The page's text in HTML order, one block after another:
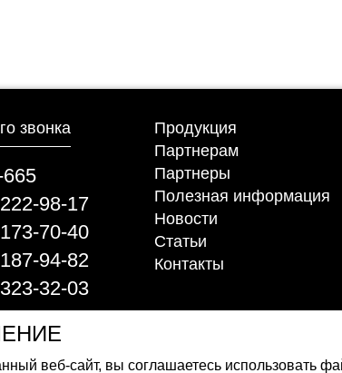
звонка
98-17
70-40
94-82
32-03
Продукция
Партнерам
Партнеры
Полезная информация
Новости
Статьи
Контакты
веб-сайт, вы соглашаетесь использовать